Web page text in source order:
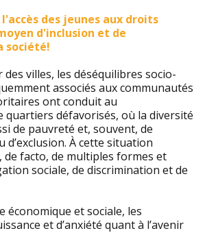
des jeunes aux droits
d'inclusion et de
société!
villes, les déséquilibres socio-
associés aux communautés
ont conduit au
quartiers défavorisés, où la diversité
de pauvreté et, souvent, de
À cette situation
de facto, de multiples formes et
sociale, de discrimination et de
économique et sociale, les
et d’anxiété quant à l’avenir